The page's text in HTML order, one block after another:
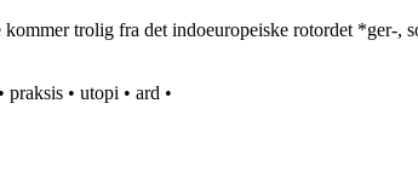
trolig fra det indoeuropeiske rotordet
• praksis • utopi • ard •